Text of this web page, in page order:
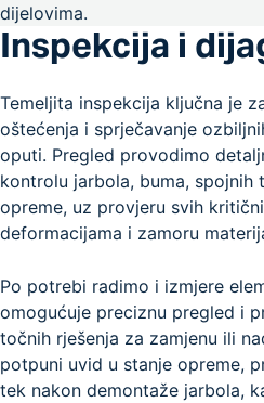
dijelovima.
Inspekcija i
Temeljita inspekcija ključna je
oštećenja i sprječavanje
oputi. Pregled provodimo
kontrolu jarbola, buma, spojnih
opreme, uz provjeru svih
deformacijama i zamoru
Po potrebi radimo i izmjere
omogućuje preciznu pregled i
točnih rješenja za zamjenu ili
potpuni uvid u stanje opreme,
tek nakon demontaže jarbola,